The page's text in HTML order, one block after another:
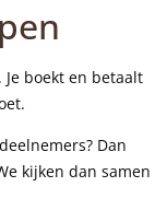
boekt en betaalt
Dan
kijken dan samen